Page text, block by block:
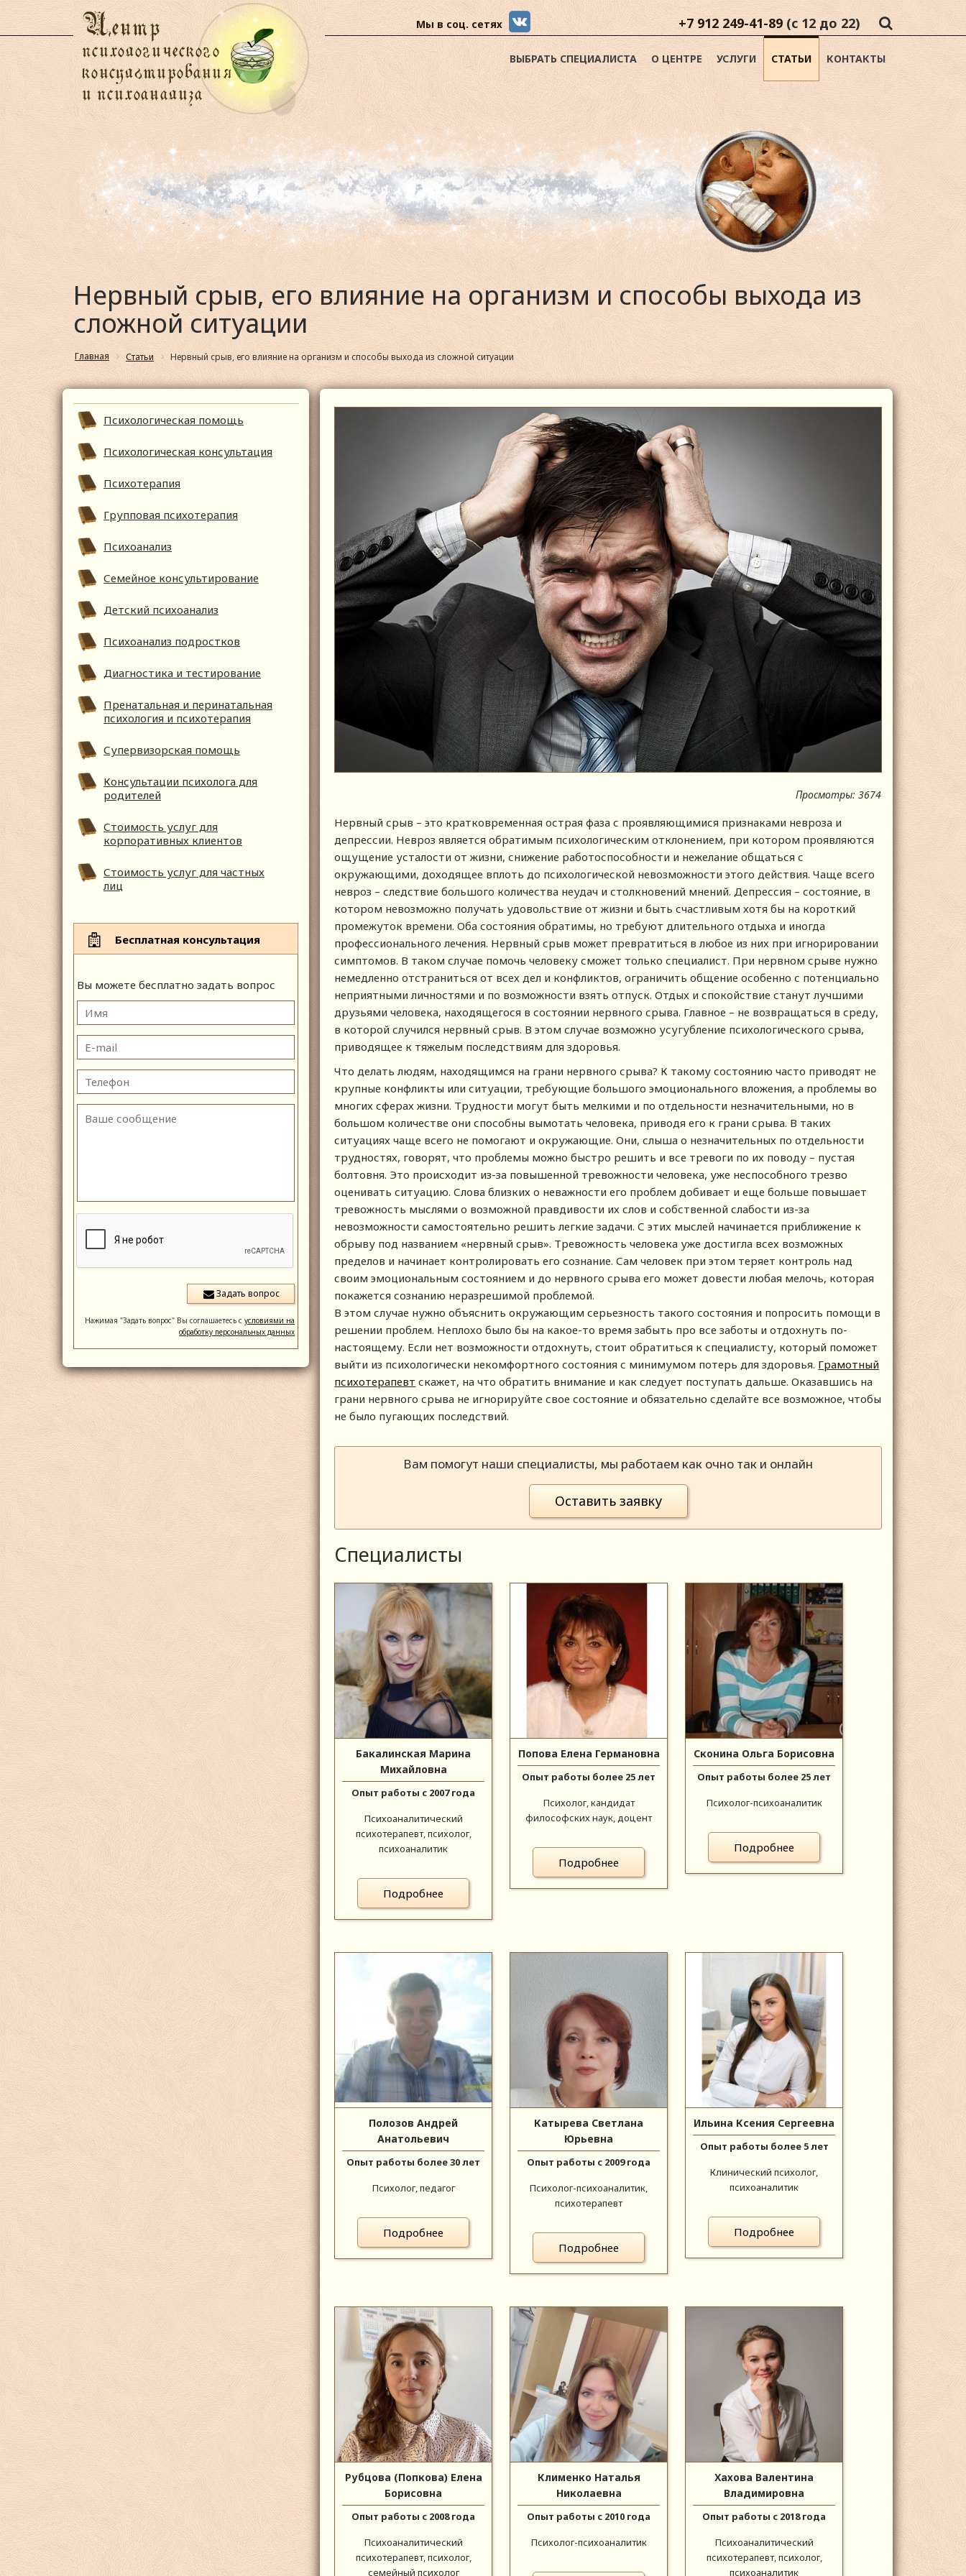
Мы в соц. сетях +7 912 249-41-89 (с 12 до 22)
ВЫБРАТЬ СПЕЦИАЛИСТА О ЦЕНТРЕ УСЛУГИ СТАТЬИ КОНТАКТЫ
Нервный срыв, его влияние на организм и способы выхода из
сложной ситуации
Главная Статьи Нервный срыв, его влияние на организм и способы выхода из сложной ситуации
Психологическая помощь
Психологическая консультация
Психотерапия
Групповая психотерапия
Психоанализ
Семейное консультирование
Детский психоанализ
Психоанализ подростков
Диагностика и тестирование
Пренатальная и перинатальная
психология и психотерапия
Супервизорская помощь
Консультации психолога для
родителей
Стоимость услуг для
корпоративных клиентов
Стоимость услуг для частных
лиц
Бесплатная консультация
Вы можете бесплатно задать вопрос
Нажимая "Задать вопрос" Вы соглашаетесь сусловиями на
обработку персональных данных
Просмотры: 3674
Нервный срыв – это кратковременная острая фаза с проявляющимися признаками невроза и
депрессии. Невроз является обратимым психологическим отклонением, при котором проявляются
ощущение усталости от жизни, снижение работоспособности и нежелание общаться с
окружающими, доходящее вплоть до психологической невозможности этого действия. Чаще всего
невроз – следствие большого количества неудач и столкновений мнений. Депрессия – состояние, в
котором невозможно получать удовольствие от жизни и быть счастливым хотя бы на короткий
промежуток времени. Оба состояния обратимы, но требуют длительного отдыха и иногда
профессионального лечения. Нервный срыв может превратиться в любое из них при игнорировании
симптомов. В таком случае помочь человеку сможет только специалист. При нервном срыве нужно
немедленно отстраниться от всех дел и конфликтов, ограничить общение особенно с потенциально
неприятными личностями и по возможности взять отпуск. Отдых и спокойствие станут лучшими
друзьями человека, находящегося в состоянии нервного срыва. Главное – не возвращаться в среду,
в которой случился нервный срыв. В этом случае возможно усугубление психологического срыва,
приводящее к тяжелым последствиям для здоровья.
Что делать людям, находящимся на грани нервного срыва? К такому состоянию часто приводят не
крупные конфликты или ситуации, требующие большого эмоционального вложения, а проблемы во
многих сферах жизни. Трудности могут быть мелкими и по отдельности незначительными, но в
большом количестве они способны вымотать человека, приводя его к грани срыва. В таких
ситуациях чаще всего не помогают и окружающие. Они, слыша о незначительных по отдельности
трудностях, говорят, что проблемы можно быстро решить и все тревоги по их поводу – пустая
болтовня. Это происходит из-за повышенной тревожности человека, уже неспособного трезво
оценивать ситуацию. Слова близких о неважности его проблем добивает и еще больше повышает
тревожность мыслями о возможной правдивости их слов и собственной слабости из-за
невозможности самостоятельно решить легкие задачи. С этих мыслей начинается приближение к
обрыву под названием «нервный срыв». Тревожность человека уже достигла всех возможных
пределов и начинает контролировать его сознание. Сам человек при этом теряет контроль над
своим эмоциональным состоянием и до нервного срыва его может довести любая мелочь, которая
покажется сознанию неразрешимой проблемой.
В этом случае нужно объяснить окружающим серьезность такого состояния и попросить помощи в
решении проблем. Неплохо было бы на какое-то время забыть про все заботы и отдохнуть по-
настоящему. Если нет возможности отдохнуть, стоит обратиться к специалисту, который поможет
выйти из психологически некомфортного состояния с минимумом потерь для здоровья. Грамотный
психотерапевт скажет, на что обратить внимание и как следует поступать дальше. Оказавшись на
грани нервного срыва не игнорируйте свое состояние и обязательно сделайте все возможное, чтобы
не было пугающих последствий.
Вам помогут наши специалисты, мы работаем как очно так и онлайн
Оставить заявку
Специалисты
Бакалинская Марина
Михайловна
Опыт работы с 2007 года
Психоаналитический
психотерапевт, психолог,
психоаналитик
Подробнее
Попова Елена Германовна
Опыт работы более 25 лет
Психолог, кандидат
философских наук, доцент
Подробнее
Сконина Ольга Борисовна
Опыт работы более 25 лет
Психолог-психоаналитик
Подробнее
Полозов Андрей
Анатольевич
Опыт работы более 30 лет
Психолог, педагог
Подробнее
Катырева Светлана
Юрьевна
Опыт работы с 2009 года
Психолог-психоаналитик,
психотерапевт
Подробнее
Ильина Ксения Сергеевна
Опыт работы более 5 лет
Клинический психолог,
психоаналитик
Подробнее
Рубцова (Попкова) Елена
Борисовна
Опыт работы с 2008 года
Психоаналитический
психотерапевт, психолог,
семейный психолог
Клименко Наталья
Николаевна
Опыт работы с 2010 года
Психолог-психоаналитик
Хахова Валентина
Владимировна
Опыт работы с 2018 года
Психоаналитический
психотерапевт, психолог,
психоаналитик